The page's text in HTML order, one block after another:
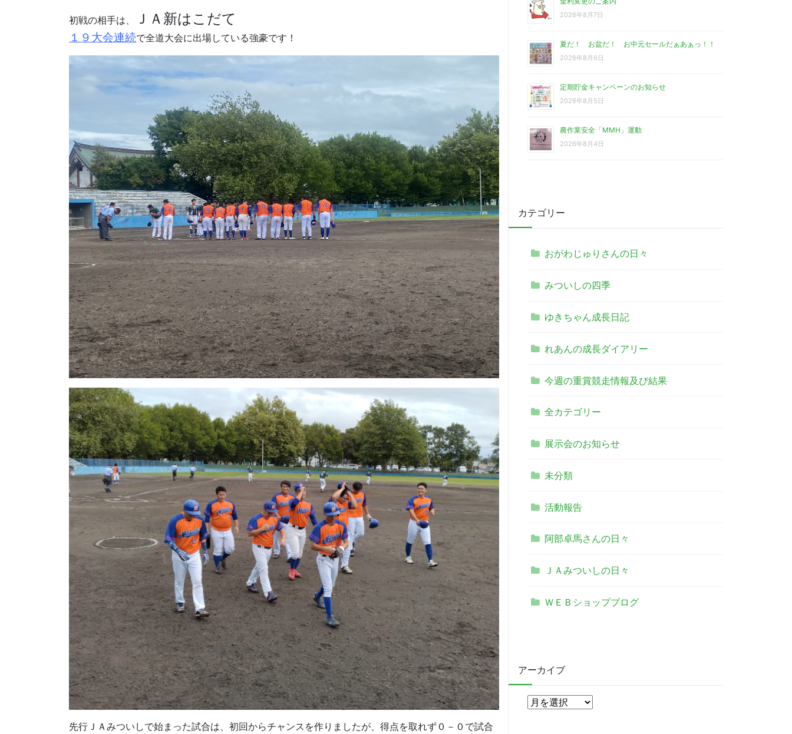
初戦の相手は、 ＪＡ新はこだて
１９大会連続で全道大会に出場している強豪です！
先行ＪＡみついしで始まった試合は、初回からチャンスを作りましたが、得点を取れず０－０で試合
2026年8月7日
夏だ！ お盆だ！ お中元セールだぁあぁっ！！
2026年8月6日
定期貯金キャンペーンのお知らせ
2026年8月5日
農作業安全「MMH」運動
2026年8月4日
カテゴリー
おがわじゅりさんの日々
みついしの四季
ゆきちゃん成長日記
れあんの成長ダイアリー
今週の重賞競走情報及び結果
全カテゴリー
展示会のお知らせ
未分類
活動報告
阿部卓馬さんの日々
ＪＡみついしの日々
ＷＥＢショップブログ
アーカイブ
ア